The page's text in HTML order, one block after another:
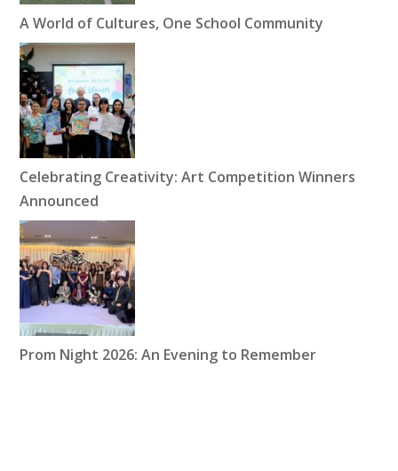
A World of Cultures, One School Community
Celebrating Creativity: Art Competition Winners
Announced
Prom Night 2026: An Evening to Remember